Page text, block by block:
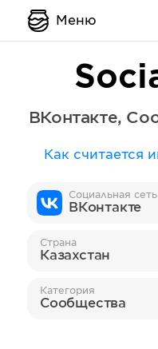
Меню
ВКонтакте,
Как считается
Социальная сеть
ВКонтакте
Страна
Казахстан
Категория
Сообщества